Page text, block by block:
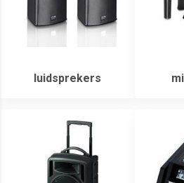
luidsprekers